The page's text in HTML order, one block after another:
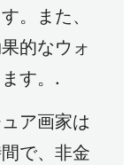
。また、
的なウォ
す。.
ア画家は
で、非金